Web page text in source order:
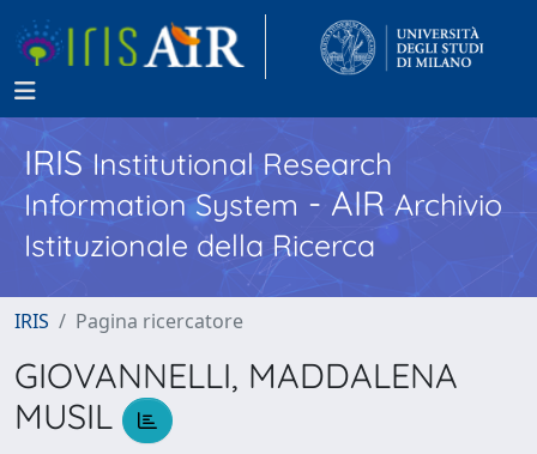
IRISInstitutional Research
Information System - AIR Archivio
Istituzionale della Ricerca
IRIS Pagina ricercatore
GIOVANNELLI, MADDALENA
MUSIL